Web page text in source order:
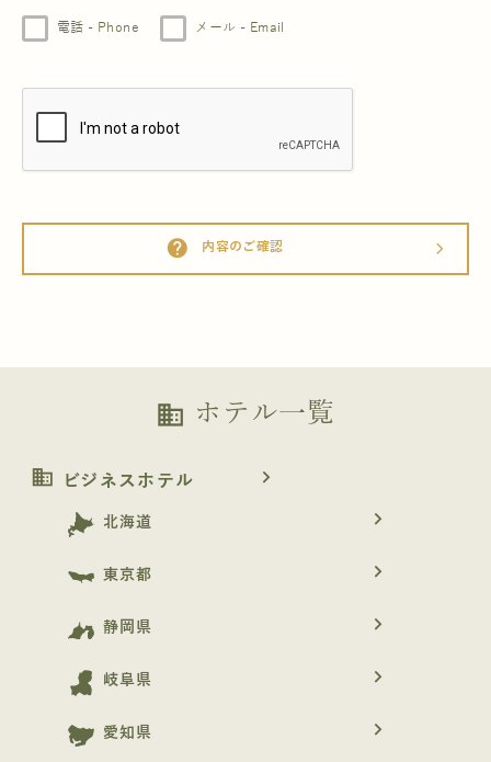
電話 - Phone メール - Email
help 内容のご確認 arrow_forward_ios
business ホテル一覧
business ビジネスホテル navigate_next
北海道 navigate_next
東京都 navigate_next
静岡県 navigate_next
岐阜県 navigate_next
愛知県 navigate_next